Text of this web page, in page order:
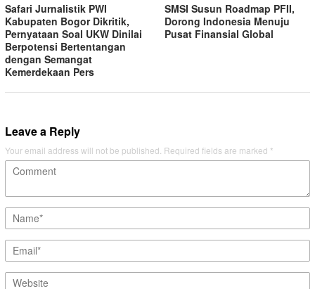
Safari Jurnalistik PWI
Kabupaten Bogor Dikritik,
Pernyataan Soal UKW Dinilai
Berpotensi Bertentangan
dengan Semangat
Kemerdekaan Pers
SMSI Susun Roadmap PFII,
Dorong Indonesia Menuju
Pusat Finansial Global
Leave a Reply
Your email address will not be published. Required fields are marked *